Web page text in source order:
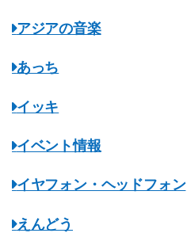
アジアの音楽
あっち
イッキ
イベント情報
イヤフォン・ヘッドフォン
えんどう